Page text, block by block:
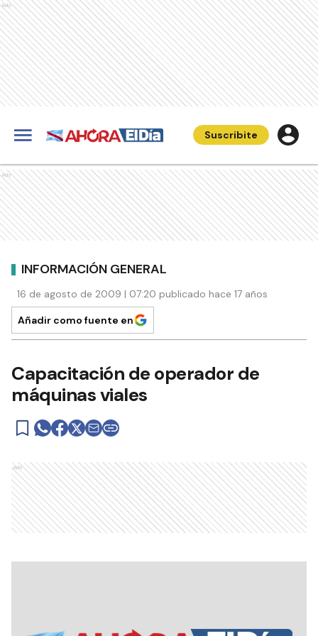
Ads
Suscribite
Ads
INFORMACIÓN GENERAL
16 de agosto de 2009 | 07:20 publicado hace 17 años
Añadir como fuente en
Capacitación de operador de
máquinas viales
Ads